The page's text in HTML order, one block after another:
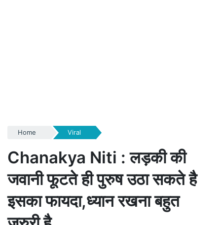
Home Viral
Chanakya Niti : लड़की की
जवानी फूटते ही पुरुष उठा सकते है
इसका फायदा,ध्यान रखना बहुत